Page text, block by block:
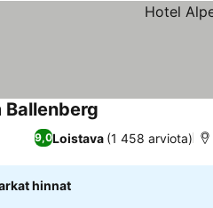
Ballenberg
9,0Loistava (1 458 arviota)
hinnat